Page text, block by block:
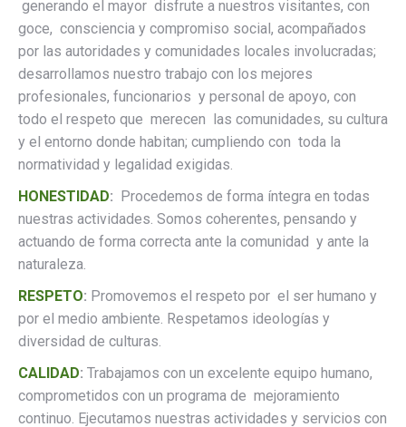
generando el mayor disfrute a nuestros visitantes, con
goce, consciencia y compromiso social, acompañados
por las autoridades y comunidades locales involucradas;
desarrollamos nuestro trabajo con los mejores
profesionales, funcionarios y personal de apoyo, con
todo el respeto que merecen las comunidades, su cultura
y el entorno donde habitan; cumpliendo con toda la
normatividad y legalidad exigidas.
HONESTIDAD: Procedemos de forma íntegra en todas
nuestras actividades. Somos coherentes, pensando y
actuando de forma correcta ante la comunidad y ante la
naturaleza.
RESPETO: Promovemos el respeto por el ser humano y
por el medio ambiente. Respetamos ideologías y
diversidad de culturas.
CALIDAD: Trabajamos con un excelente equipo humano,
comprometidos con un programa de mejoramiento
continuo. Ejecutamos nuestras actividades y servicios con